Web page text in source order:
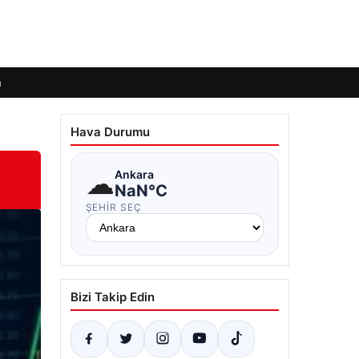
Hava Durumu
☁Ankara
NaN°C
ŞEHIR SEÇ
Bizi Takip Edin